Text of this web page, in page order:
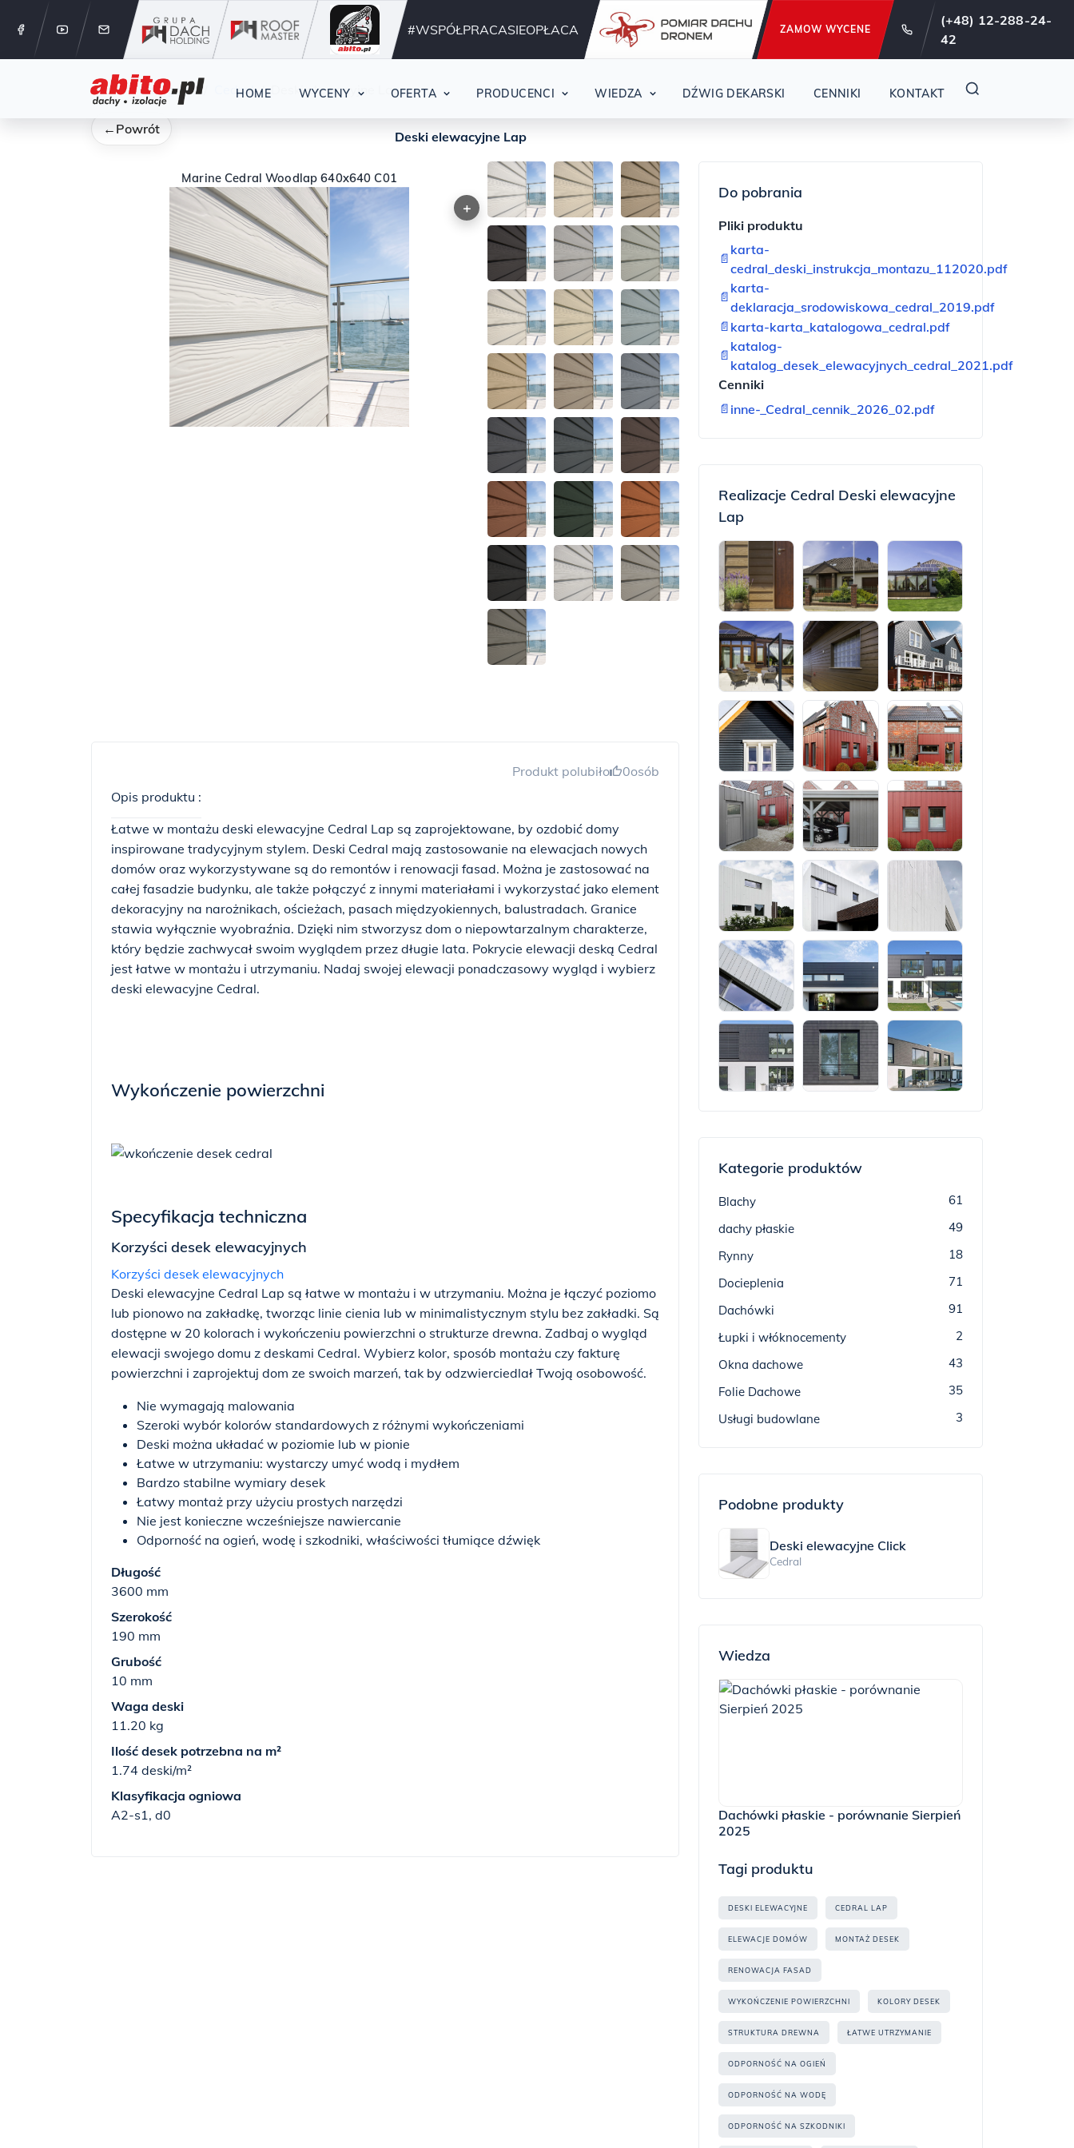
12 288 24 42 Działamy nieprzerwanie od 29 lat !
#WSPÓŁPRACASIEOPŁACA ZAMOW WYCENE
(+48) 12-288-24-
42
HOME WYCENY OFERTA PRODUCENCI WIEDZA DŹWIG DEKARSKI CENNIKI KONTAKT
Start Kategorie Cedral Deski elewacyjne Lap
← Powrót Deski elewacyjne Lap
Marine Cedral Woodlap 640x640 C01
+
Produkt polubiło 0osób
Opis produktu :
Łatwe w montażu deski elewacyjne Cedral Lap są zaprojektowane, by ozdobić domy
inspirowane tradycyjnym stylem. Deski Cedral mają zastosowanie na elewacjach nowych
domów oraz wykorzystywane są do remontów i renowacji fasad. Można je zastosować na
całej fasadzie budynku, ale także połączyć z innymi materiałami i wykorzystać jako element
dekoracyjny na narożnikach, ościeżach, pasach międzyokiennych, balustradach. Granice
stawia wyłącznie wyobraźnia. Dzięki nim stworzysz dom o niepowtarzalnym charakterze,
który będzie zachwycał swoim wyglądem przez długie lata. Pokrycie elewacji deską Cedral
jest łatwe w montażu i utrzymaniu. Nadaj swojej elewacji ponadczasowy wygląd i wybierz
deski elewacyjne Cedral.
Wykończenie powierzchni
Specyfikacja techniczna
Korzyści desek elewacyjnych
Korzyści desek elewacyjnych
Deski elewacyjne Cedral Lap są łatwe w montażu i w utrzymaniu. Można je łączyć poziomo
lub pionowo na zakładkę, tworząc linie cienia lub w minimalistycznym stylu bez zakładki. Są
dostępne w 20 kolorach i wykończeniu powierzchni o strukturze drewna. Zadbaj o wygląd
elewacji swojego domu z deskami Cedral. Wybierz kolor, sposób montażu czy fakturę
powierzchni i zaprojektuj dom ze swoich marzeń, tak by odzwierciedlał Twoją osobowość.
Nie wymagają malowania
Szeroki wybór kolorów standardowych z różnymi wykończeniami
Deski można układać w poziomie lub w pionie
Łatwe w utrzymaniu: wystarczy umyć wodą i mydłem
Bardzo stabilne wymiary desek
Łatwy montaż przy użyciu prostych narzędzi
Nie jest konieczne wcześniejsze nawiercanie
Odporność na ogień, wodę i szkodniki, właściwości tłumiące dźwięk
Długość
3600 mm
Szerokość
190 mm
Grubość
10 mm
Waga deski
11.20 kg
Ilość desek potrzebna na m²
1.74 deski/m²
Klasyfikacja ogniowa
A2-s1, d0
Do pobrania
Pliki produktu
📄
karta-
cedral_deski_instrukcja_montazu_112020.pdf
📄
karta-
deklaracja_srodowiskowa_cedral_2019.pdf
📄 karta-karta_katalogowa_cedral.pdf
📄
katalog-
katalog_desek_elewacyjnych_cedral_2021.pdf
Cenniki
📄 inne-_Cedral_cennik_2026_02.pdf
Realizacje Cedral Deski elewacyjne
Lap
Kategorie produktów
Blachy
61
dachy płaskie
49
Rynny
18
Docieplenia
71
Dachówki
91
Łupki i włóknocementy
2
Okna dachowe
43
Folie Dachowe
35
Usługi budowlane
3
Podobne produkty
Deski elewacyjne Click
Cedral
Wiedza
Dachówki płaskie - porównanie Sierpień
2025
Tagi produktu
DESKI ELEWACYJNE CEDRAL LAP
ELEWACJE DOMÓW MONTAŻ DESEK
RENOWACJA FASAD
WYKOŃCZENIE POWIERZCHNI KOLORY DESEK
STRUKTURA DREWNA ŁATWE UTRZYMANIE
ODPORNOŚĆ NA OGIEŃ
ODPORNOŚĆ NA WODĘ
ODPORNOŚĆ NA SZKODNIKI